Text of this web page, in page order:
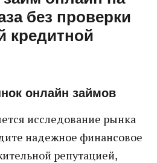
без проверки
кредитной
онлайн займов
исследование рынка
надежное финансовое
репутацией,